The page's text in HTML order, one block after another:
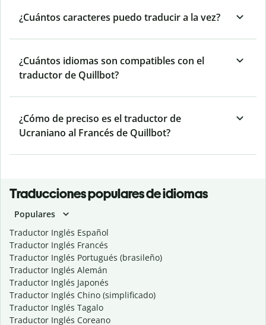
¿Cuántos caracteres puedo traducir a la vez?
¿Cuántos idiomas son compatibles con el
traductor de Quillbot?
¿Cómo de preciso es el traductor de
Ucraniano al Francés de Quillbot?
Traducciones populares de idiomas
Populares
Traductor Inglés Español
Traductor Inglés Francés
Traductor Inglés Portugués (brasileño)
Traductor Inglés Alemán
Traductor Inglés Japonés
Traductor Inglés Chino (simplificado)
Traductor Inglés Tagalo
Traductor Inglés Coreano